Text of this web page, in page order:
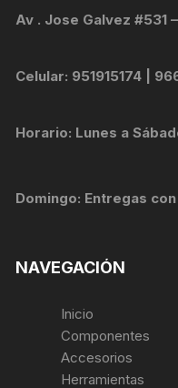
Av . Jose Galvez #531
Celular: 951915174 |
Horario: Lunes a
Domingo: Entregas
NAVEGACIÓN
Inicio
Componentes
Accesorios
Herramientas